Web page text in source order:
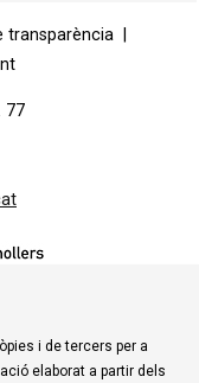
transparència
77
Alta Tercers |
i de tercers per a
elaborat a partir dels